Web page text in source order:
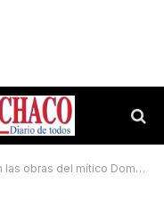
del mítico Domingo Arena